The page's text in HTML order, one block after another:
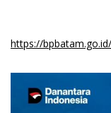
https://bpbatam.go.id/